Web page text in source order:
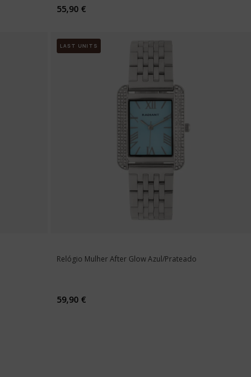
55,90 €
LAST UNITS
Relógio Mulher After Glow Azul/Prateado
59,90 €